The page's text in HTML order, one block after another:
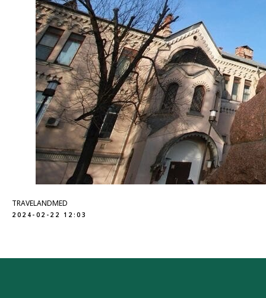
TRAVELANDMED
2024-02-22 12:03